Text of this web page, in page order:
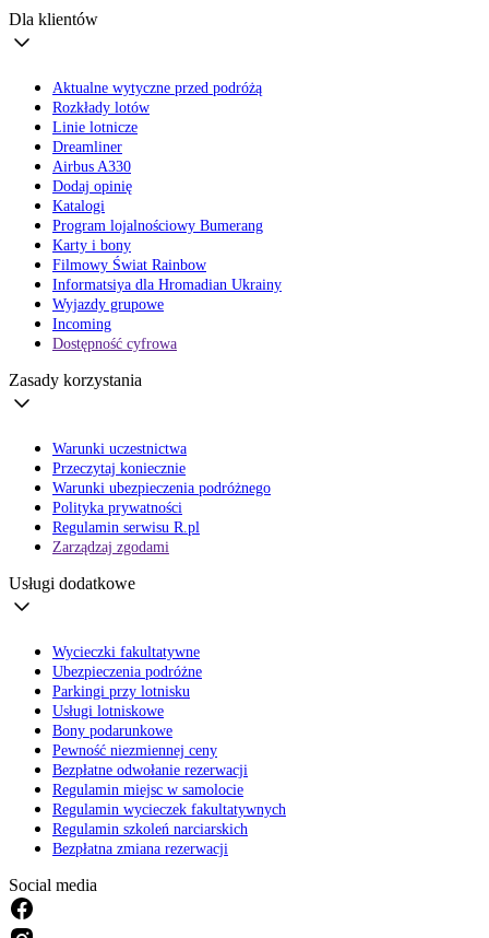
Dla klientów
Aktualne wytyczne przed podróżą
Rozkłady lotów
Linie lotnicze
Dreamliner
Airbus A330
Dodaj opinię
Katalogi
Program lojalnościowy Bumerang
Karty i bony
Filmowy Świat Rainbow
Informatsiya dla Hromadian Ukrainy
Wyjazdy grupowe
Incoming
Dostępność cyfrowa
Zasady korzystania
Warunki uczestnictwa
Przeczytaj koniecznie
Warunki ubezpieczenia podróżnego
Polityka prywatności
Regulamin serwisu R.pl
Zarządzaj zgodami
Usługi dodatkowe
Wycieczki fakultatywne
Ubezpieczenia podróżne
Parkingi przy lotnisku
Usługi lotniskowe
Bony podarunkowe
Pewność niezmiennej ceny
Bezpłatne odwołanie rezerwacji
Regulamin miejsc w samolocie
Regulamin wycieczek fakultatywnych
Regulamin szkoleń narciarskich
Bezpłatna zmiana rezerwacji
Social media